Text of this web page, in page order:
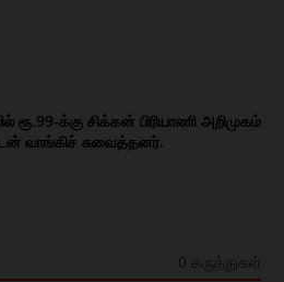
ரூ.99-க்கு சிக்கன் பிரியாணி அறிமுகம்
வாங்கிச் சுவைத்தனர்.
0 கருத்துகள்